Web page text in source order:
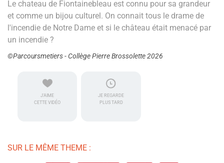
Le chateau de Fiontainebleau est connu pour sa grandeur
et comme un bijou culturel. On connait tous le drame de
l'incendie de Notre Dame et si le château était menacé par
un incendie ?
©Parcoursmetiers - Collège Pierre Brossolette 2026
J'AIME
CETTE VIDÉO
JE REGARDE
PLUS TARD
SUR LE MÊME THEME :